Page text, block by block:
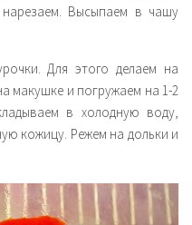
Высыпаем в чашу
Для этого делаем на
макушке и погружаем на 1-2
в холодную воду,
кожицу. Режем на дольки и